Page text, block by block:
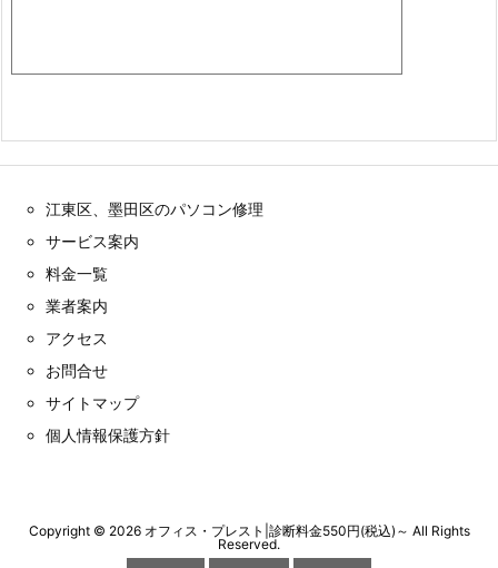
江東区、墨田区のパソコン修理
サービス案内
料金一覧
業者案内
アクセス
お問合せ
サイトマップ
個人情報保護方針
Copyright © 2026 オフィス・プレスト|診断料金550円(税込)～ All Rights
Reserved.